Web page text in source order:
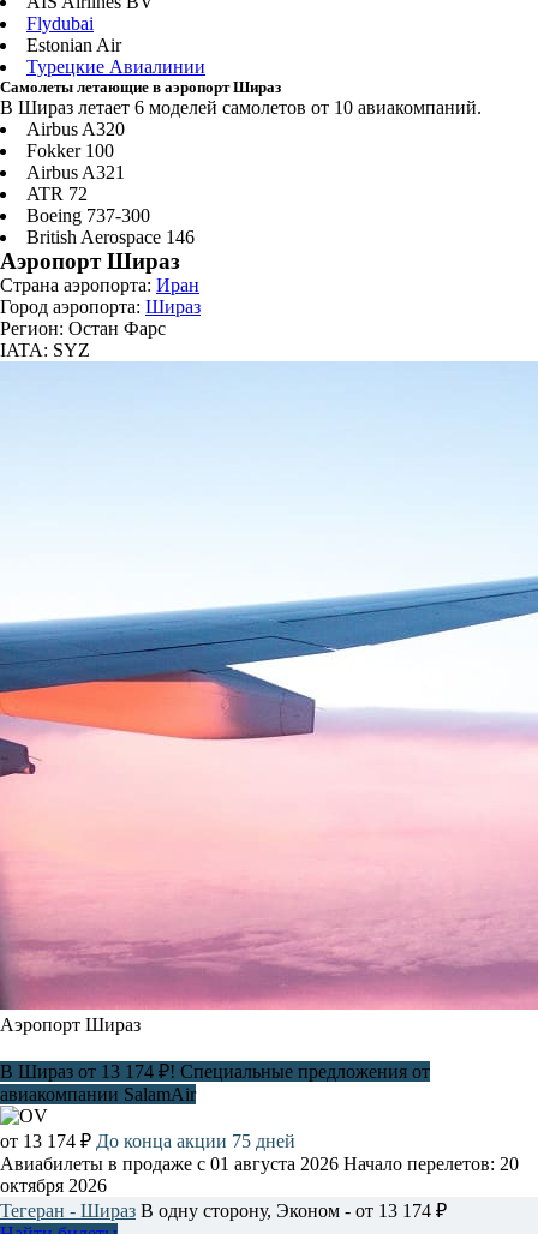
Flydubai
Estonian Air
Турецкие Авиалинии
Самолеты летающие в аэропорт Шираз
В Шираз летает 6 моделей самолетов от 10 авиакомпаний.
Airbus A320
Fokker 100
Airbus A321
ATR 72
Boeing 737-300
British Aerospace 146
Аэропорт Шираз
Страна аэропорта: Иран
Город аэропорта: Шираз
Регион: Остан Фарс
IATA: SYZ
Аэропорт Шираз
В Шираз от 13 174 ₽! Специальные предложения от
авиакомпании SalamAir
от 13 174 ₽ До конца акции 75 дней
Авиабилеты в продаже с 01 августа 2026 Начало перелетов: 20
октября 2026
Тегеран - Шираз В одну сторону, Эконом - от 13 174 ₽